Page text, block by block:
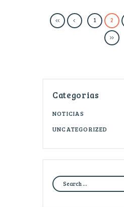
1 2
Categorias
NOTICIAS
UNCATEGORIZED